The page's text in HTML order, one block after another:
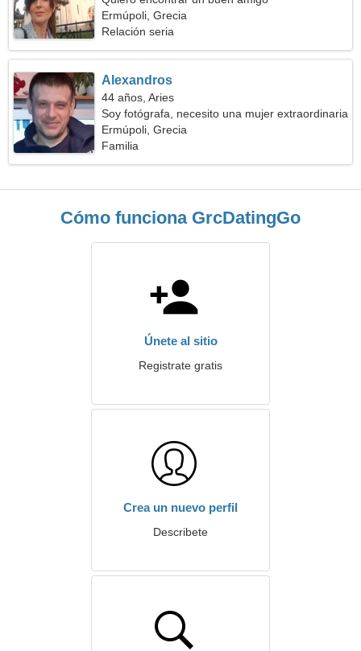
Ermúpoli, Grecia
Relación seria
Alexandros
44 años, Aries
Soy fotógrafa, necesito una mujer extraordinaria
Ermúpoli, Grecia
Familia
Cómo funciona GrcDatingGo
Únete al sitio
Registrate gratis
Crea un nuevo perfil
Describete